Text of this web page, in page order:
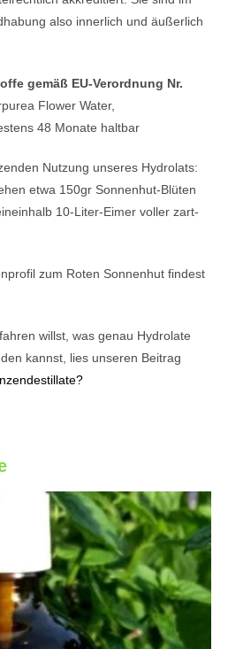
also innerlich und äußerlich
gemäß EU-Verordnung Nr.
Flower Water,
48 Monate haltbar
Nutzung unseres Hydrolats:
etwa 150gr Sonnenhut-Blüten
10-Liter-Eimer voller zart-
zum Roten Sonnenhut findest
willst, was genau Hydrolate
kannst, lies unseren Beitrag